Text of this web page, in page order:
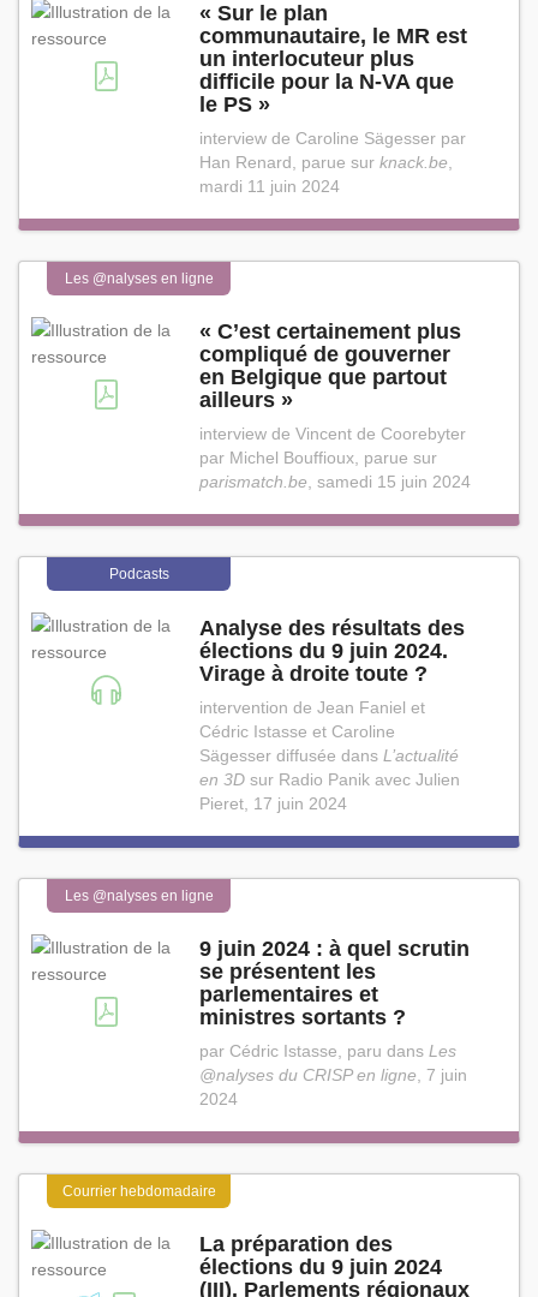
« Sur le plan
communautaire, le MR est
un interlocuteur plus
difficile pour la N⁠-⁠VA que
le PS »
interview de Caroline Sägesser par
Han Renard, parue sur knack.be,
mardi 11 juin 2024
Les @nalyses en ligne
« C’est certainement plus
compliqué de gouverner
en Belgique que partout
ailleurs »
interview de Vincent de Coorebyter
par Michel Bouffioux, parue sur
parismatch.be, samedi 15 juin 2024
Podcasts
Analyse des résultats des
élections du 9 juin 2024.
Virage à droite toute ?
intervention de Jean Faniel et
Cédric Istasse et Caroline
Sägesser diffusée dans L’actualité
en 3D sur Radio Panik avec Julien
Pieret, 17 juin 2024
Les @nalyses en ligne
9 juin 2024 : à quel scrutin
se présentent les
parlementaires et
ministres sortants ?
par Cédric Istasse, paru dans Les
@nalyses du CRISP en ligne , 7 juin
2024
Courrier hebdomadaire
La préparation des
élections du 9 juin 2024
(III). Parlements régionaux